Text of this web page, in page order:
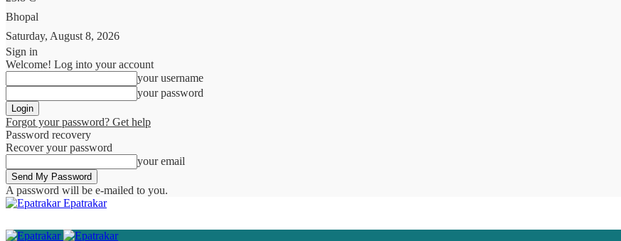
Bhopal
Saturday, August 8, 2026
Sign in
Welcome! Log into your account
your username
your password
Forgot your password? Get help
Password recovery
Recover your password
your email
A password will be e-mailed to you.
Epatrakar